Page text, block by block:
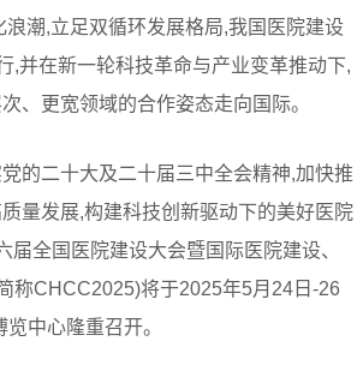
浪潮,立足双循环发展格局,我国医院建设
,并在新一轮科技革命与产业变革推动下,
、更宽领域的合作姿态走向国际。
的二十大及二十届三中全会精神,加快推
量发展,构建科技创新驱动下的美好医院
届全国医院建设大会暨国际医院建设、
称CHCC2025)将于2025年5月24日-26
览中心隆重召开。